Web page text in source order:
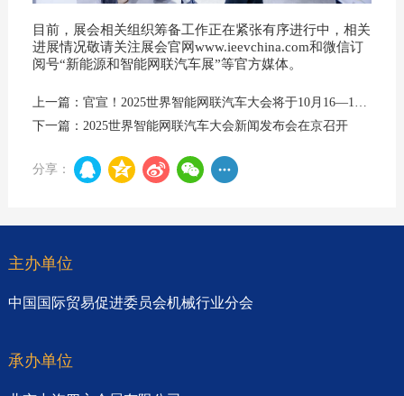
目前，展会相关组织筹备工作正在紧张有序进行中，相关
进展情况敬请关注展会官网www.ieevchina.com和微信订
阅号“新能源和智能网联汽车展”等官方媒体。
下一篇：2025世界智能网联汽车大会新闻发布会在京召开
分享：
主办单位
中国国际贸易促进委员会机械行业分会
承办单位